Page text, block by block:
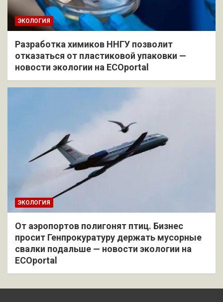
ЭКОЛОГИЯ
Разработка химиков ННГУ позволит
отказаться от пластиковой упаковки —
новости экологии на ECOportal
ЭКОЛОГИЯ
От аэропортов полигонят птиц. Бизнес
просит Генпрокуратуру держать мусорные
свалки подальше — новости экологии на
ECOportal